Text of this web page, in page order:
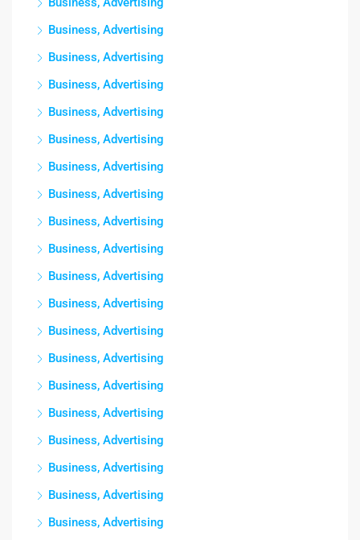
Business, Advertising
Business, Advertising
Business, Advertising
Business, Advertising
Business, Advertising
Business, Advertising
Business, Advertising
Business, Advertising
Business, Advertising
Business, Advertising
Business, Advertising
Business, Advertising
Business, Advertising
Business, Advertising
Business, Advertising
Business, Advertising
Business, Advertising
Business, Advertising
Business, Advertising